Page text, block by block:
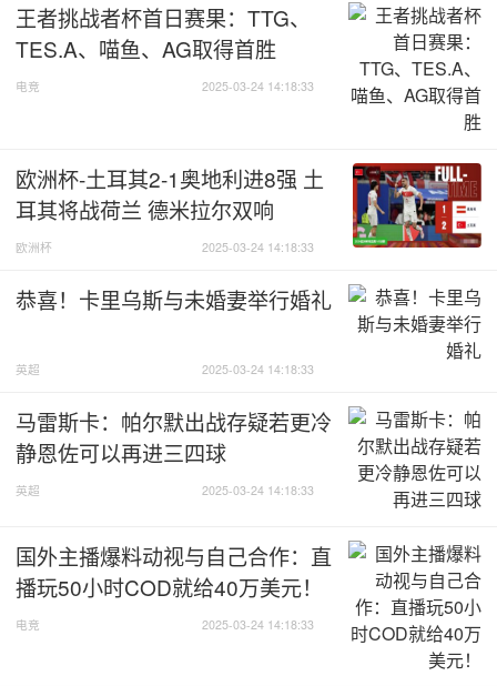
王者挑战者杯首日赛果：TTG、
TES.A、喵鱼、AG取得首胜
电竞 2025-03-24 14:18:33
欧洲杯-土耳其2-1奥地利进8强 土
耳其将战荷兰 德米拉尔双响
欧洲杯 2025-03-24 14:18:33
恭喜！卡里乌斯与未婚妻举行婚礼
英超 2025-03-24 14:18:33
马雷斯卡：帕尔默出战存疑若更冷
静恩佐可以再进三四球
英超 2025-03-24 14:18:33
国外主播爆料动视与自己合作：直
播玩50小时COD就给40万美元！
电竞 2025-03-24 14:18:33